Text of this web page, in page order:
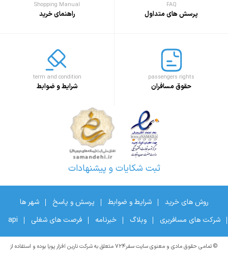
FAQ
پرسش های متداول
Shopping Manual
راهنمای خرید
passengers rights
حقوق مسافران
term and condition
شرایط و ضوابط
ثبت شکایات و پیشنهادات
روش های خرید شرایط و ضوابط پرسش و پاسخ
شهر ها
شرکت های مسافربری
وبلاگ خبرنامه فرصت های شغلی api
© تمامی حقوق مادی و معنوی سایت سفر۷۲۴ متعلق به شرکت نارین افزار پویا بوده و استفاده از